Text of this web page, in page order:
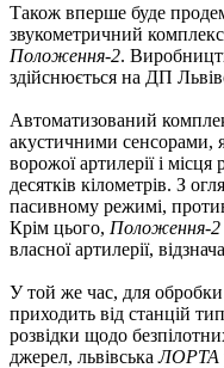
Також вперше буде
звукометричний комплекс
Положення-2.
здійснюється на ДП
Автоматизований
акустичними сенсорами,
ворожої артилерії і місця
десятків кілометрів. З
пасивному режимі,
Крім цього, Положення-2
власної артилерії,
У той же час, для обробки
приходить від станцій
розвідки щодо
джерел, львівськаЛОРТА